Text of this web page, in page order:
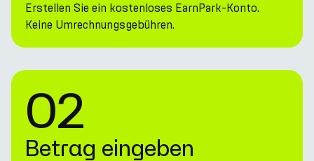
Erstellen Sie ein kostenloses EarnPark-Konto.
Keine Umrechnungsgebühren.
02
Betrag eingeben